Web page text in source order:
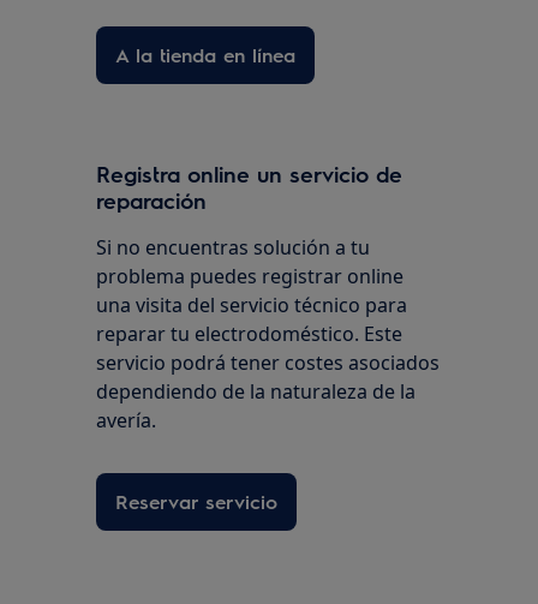
A la tienda en línea
Registra online un servicio de
reparación
Si no encuentras solución a tu
problema puedes registrar online
una visita del servicio técnico para
reparar tu electrodoméstico. Este
servicio podrá tener costes asociados
dependiendo de la naturaleza de la
avería.
Reservar servicio